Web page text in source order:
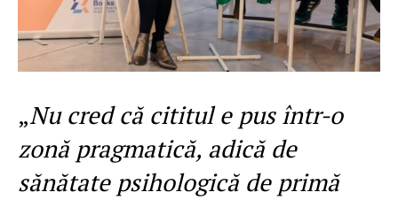
„Nu cred că cititul e pus într-o
zonă pragmatică, adică de
sănătate psihologică de primă